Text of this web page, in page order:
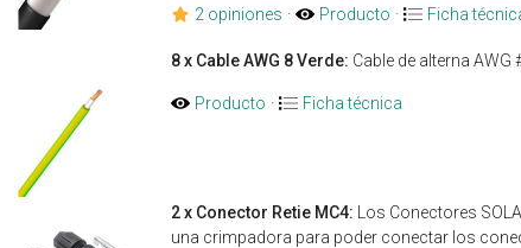
2 opiniones · Producto · Ficha
8 x Cable AWG 8 Verde: Cable de alterna
Producto · Ficha técnica
2 x Conector Retie MC4: Los Conectores
una crimpadora para poder conectar los